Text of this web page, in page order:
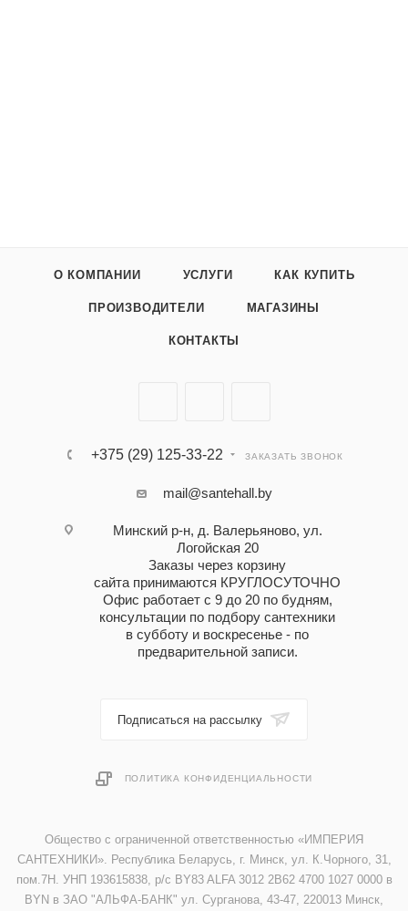
О КОМПАНИИ УСЛУГИ КАК КУПИТЬ
ПРОИЗВОДИТЕЛИ МАГАЗИНЫ
КОНТАКТЫ
+375 (29) 125-33-22 ЗАКАЗАТЬ ЗВОНОК
mail@santehall.by
Минский р-н, д. Валерьяново, ул.
Логойская 20
Заказы через корзину
сайта принимаются КРУГЛОСУТОЧНО
Офис работает с 9 до 20 по будням,
консультации по подбору сантехники
в субботу и воскресенье - по
предварительной записи.
Подписаться на рассылку
ПОЛИТИКА КОНФИДЕНЦИАЛЬНОСТИ
Общество с ограниченной ответственностью «ИМПЕРИЯ
САНТЕХНИКИ». Республика Беларусь, г. Минск, ул. К.Чорного, 31,
пом.7Н. УНП 193615838, р/с BY83 ALFA 3012 2B62 4700 1027 0000 в
BYN в ЗАО "АЛЬФА-БАНК" ул. Сурганова, 43-47, 220013 Минск,